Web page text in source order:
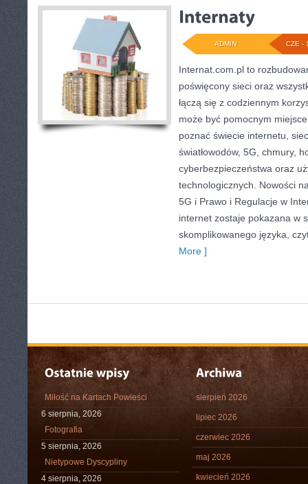
CZE -
ADMIN
Internat.com.pl to
poświęcony sieci oraz
łączą się z codziennym
może być pomocnym
poznać świecie internetu,
światłowodów, 5G, chmury,
cyberbezpieczeństwa oraz
technologicznych. Nowości
5G i Prawo i Regulacje w
internet zostaje pokazana w
skomplikowanego języka,
More ]
Miłość na Kartach Powieści
6 sierpnia, 2026
Fotografia
5 sierpnia, 2026
Nietypowe Dyscypliny
4 sierpnia, 2026
sierpień 2026
lipiec 2026
czerwiec 2026
maj 2026
kwiecień 2026